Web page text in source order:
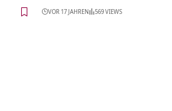
VOR 17 JAHREN 569 VIEWS